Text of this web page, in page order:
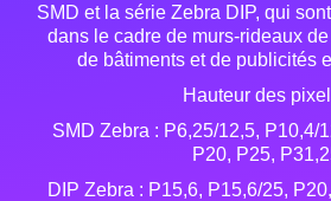
SMD et la série Zebra DIP, qui
dans le cadre de murs-rideaux
de bâtiments et de publicités
Hauteur des
SMD Zebra : P6,25/12,5, P10,4/
P20, P25,
DIP Zebra : P15,6, P15,6/25,